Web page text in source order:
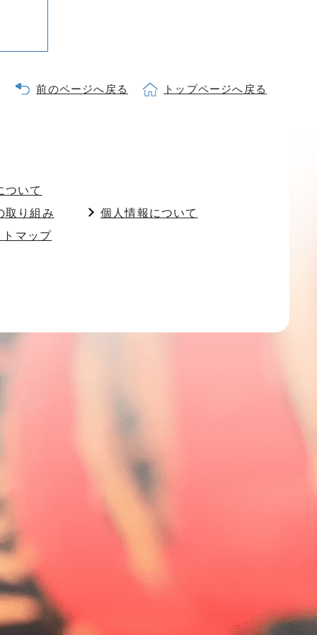
前のページへ戻る トップページへ戻る
ついて
取り組み
個人情報について
トマップ